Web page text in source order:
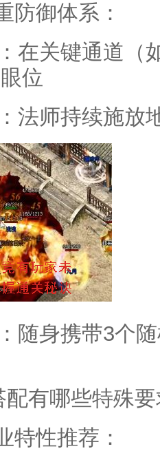
防御体系：
在关键通道（
位
法师持续施放
随身携带3个
配有哪些特殊
特性推荐：